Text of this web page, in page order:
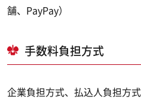
舗、PayPay）
手数料負担方式
企業負担方式、払込人負担方